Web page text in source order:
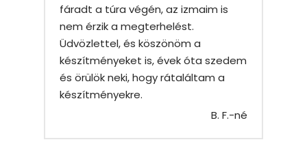
fáradt a túra végén, az izmaim is
nem érzik a megterhelést.
Üdvözlettel, és köszönöm a
készítményeket is, évek óta szedem
és örülök neki, hogy rátaláltam a
készítményekre.
B. F.-né